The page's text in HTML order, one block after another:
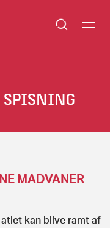
SPISNING
MADVANER
kan blive ramt af